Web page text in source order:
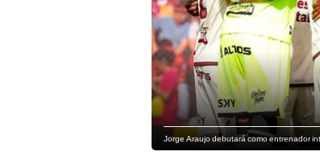
Jorge Araujo debutará como entrenador